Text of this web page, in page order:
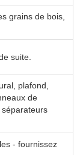
grains de bois,
suite.
plafond,
de
- fournissez